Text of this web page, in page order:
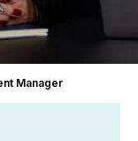
Manager